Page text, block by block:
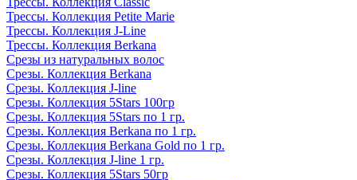
Трессы. Коллекция Petite Marie
Трессы. Коллекция J-Line
Трессы. Коллекция Berkana
Срезы из натуральных волос
Срезы. Коллекция Berkana
Срезы. Коллекция J-line
Срезы. Коллекция 5Stars 100гр
Срезы. Коллекция 5Stars по 1 гр.
Срезы. Коллекция Berkana по 1 гр.
Срезы. Коллекция Berkana Gold по 1 гр.
Срезы. Коллекция J-line 1 гр.
Срезы. Коллекция 5Stars 50гр